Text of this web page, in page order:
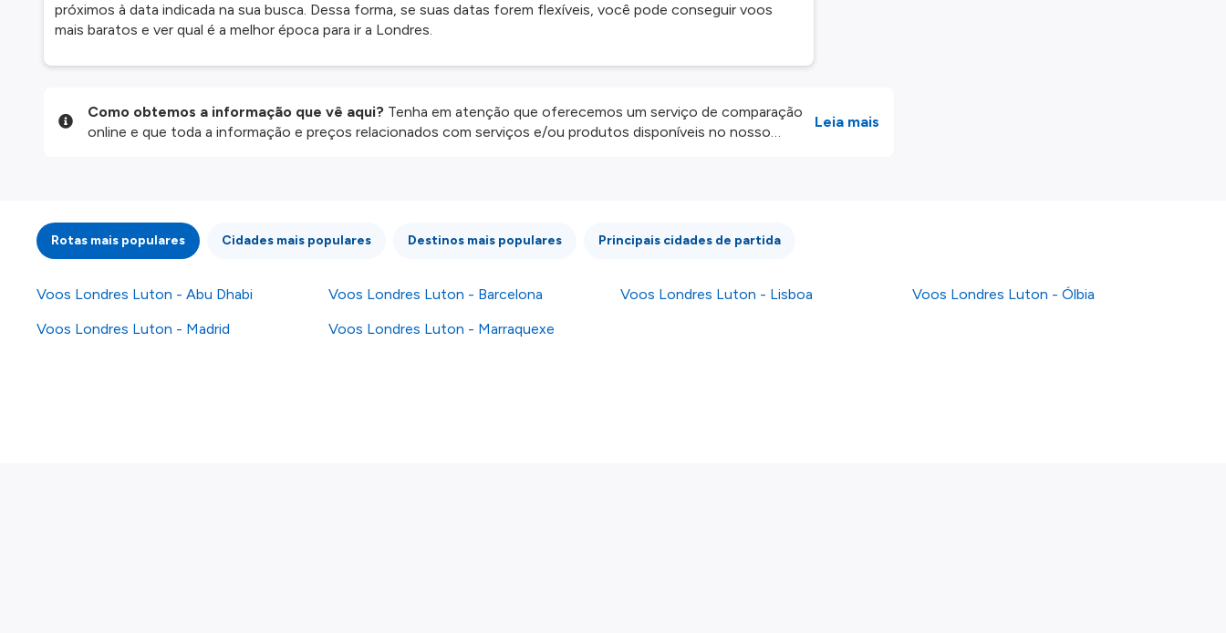
próximos à data indicada na sua busca. Dessa forma, se suas datas forem flexíveis, você pode conseguir voos
mais baratos e ver qual é a melhor época para ir a Londres.
Como obtemos a informação que vê aqui? Tenha em atenção que oferecemos um serviço de comparação
online e que toda a informação e preços relacionados com serviços e/ou produtos disponíveis no nosso
Leia mais
Rotas mais populares Cidades mais populares Destinos mais populares Principais cidades de partida
Voos Londres Luton - Abu Dhabi Voos Londres Luton - Barcelona Voos Londres Luton - Lisboa
Voos Londres Luton - Ólbia
Voos Londres Luton - Madrid
Voos Londres Luton - Marraquexe